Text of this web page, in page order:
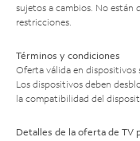
sujetos a cambios. No están
restricciones.
Términos y condiciones
Oferta válida en dispositivos
Los dispositivos deben
la compatibilidad del
Detalles de la oferta de TV